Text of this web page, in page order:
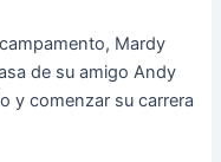
Mardy
de su amigo Andy
y comenzar su carrera